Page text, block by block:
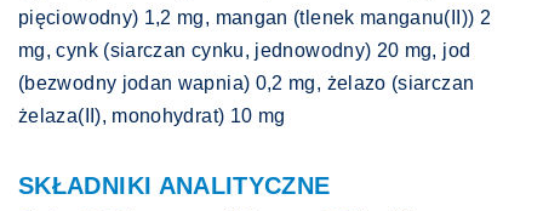
pięciowodny) 1,2 mg, mangan (tlenek manganu(II)) 2
mg, cynk (siarczan cynku, jednowodny) 20 mg, jod
(bezwodny jodan wapnia) 0,2 mg, żelazo (siarczan
żelaza(II), monohydrat) 10 mg
SKŁADNIKI ANALITYCZNE